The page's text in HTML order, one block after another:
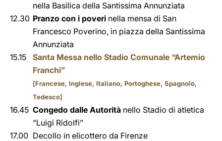
nella Basilica della Santissima Annunziata
12.30 Pranzo con i poveri nella mensa di San
Francesco Poverino, in piazza della Santissima
Annunziata
15.15
Santa Messa nello Stadio Comunale “Artemio
Franchi”
[Francese, Inglese, Italiano, Portoghese, Spagnolo,
Tedesco]
16.45 Congedo dalle Autorità nello Stadio di atletica
“Luigi Ridolfi”
17.00 Decollo in elicottero da Firenze